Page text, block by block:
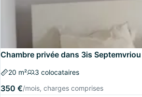
Chambre privée dans 3is
20 m² 3 colocataires
350 €/mois, charges comprises